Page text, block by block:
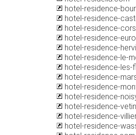
hotel-residence-
hotel-residence-
hotel-residence-
hotel-residence-
hotel-residence-
hotel-residence-le-
hotel-residence-les-
hotel-residence-
hotel-residence-
hotel-residence-
hotel-residence-
hotel-residence-
hotel-residence-